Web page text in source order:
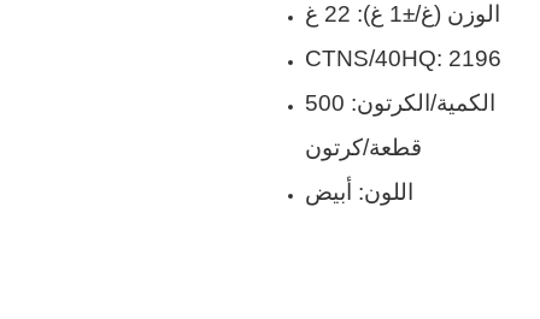
الوزن (غ/±1 غ): 22 غ
CTNS/40HQ: 2196
الكمية/الكرتون: 500
قطعة/كرتون
اللون: أبيض